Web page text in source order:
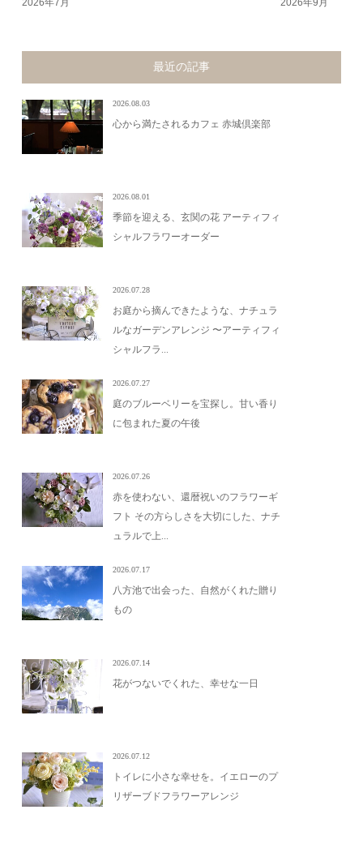
2026年7月 2026年9月
最近の記事
2026.08.03
心から満たされるカフェ 赤城倶楽部
2026.08.01
季節を迎える、玄関の花 アーティフィ
シャルフラワーオーダー
2026.07.28
お庭から摘んできたような、ナチュラ
ルなガーデンアレンジ 〜アーティフィ
シャルフラ...
2026.07.27
庭のブルーベリーを宝探し。甘い香り
に包まれた夏の午後
2026.07.26
赤を使わない、還暦祝いのフラワーギ
フト その方らしさを大切にした、ナチ
ュラルで上...
2026.07.17
八方池で出会った、自然がくれた贈り
もの
2026.07.14
花がつないでくれた、幸せな一日
2026.07.12
トイレに小さな幸せを。イエローのプ
リザーブドフラワーアレンジ